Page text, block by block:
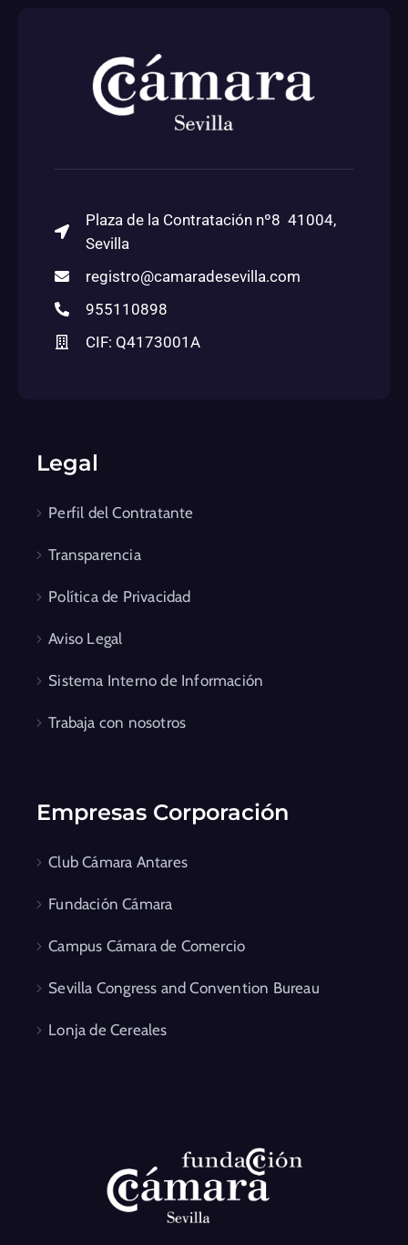
Plaza de la Contratación nº8 41004,
Sevilla
registro@camaradesevilla.com
955110898
CIF: Q4173001A
Legal
Perfil del Contratante
Transparencia
Política de Privacidad
Aviso Legal
Sistema Interno de Información
Trabaja con nosotros
Empresas Corporación
Club Cámara Antares
Fundación Cámara
Campus Cámara de Comercio
Sevilla Congress and Convention Bureau
Lonja de Cereales